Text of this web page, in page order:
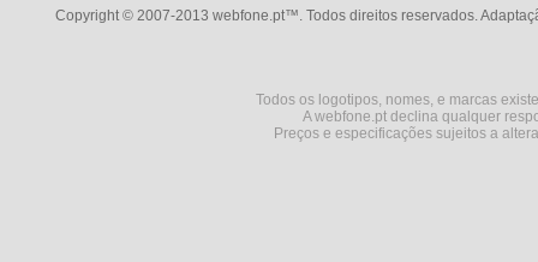
Copyright © 2007-2013 webfone.pt™. Todos direitos reservados.
Todos os logotipos, nomes, e marcas
A webfone.pt declina qualquer
Preços e especificações sujeitos a